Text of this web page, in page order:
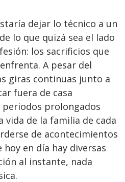
dejar lo técnico a un
lo que quizá sea el lado
los sacrificios que
A pesar del
giras continuas junto a
fuera de casa
prolongados
vida de la familia de cada
de acontecimientos
en día hay diversas
al instante, nada